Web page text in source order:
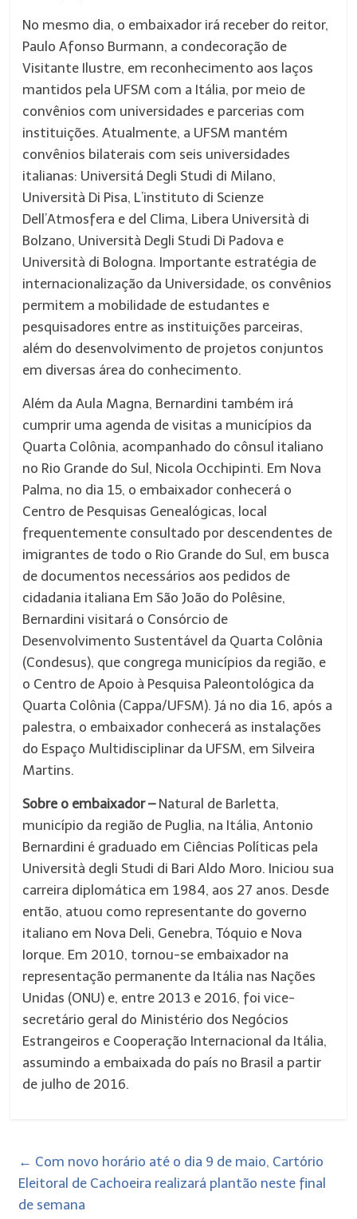
No mesmo dia, o embaixador irá receber do reitor,
Paulo Afonso Burmann, a condecoração de
Visitante Ilustre, em reconhecimento aos laços
mantidos pela UFSM com a Itália, por meio de
convênios com universidades e parcerias com
instituições. Atualmente, a UFSM mantém
convênios bilaterais com seis universidades
italianas: Universitá Degli Studi di Milano,
Università Di Pisa, L’instituto di Scienze
Dell’Atmosfera e del Clima, Libera Università di
Bolzano, Università Degli Studi Di Padova e
Università di Bologna. Importante estratégia de
internacionalização da Universidade, os convênios
permitem a mobilidade de estudantes e
pesquisadores entre as instituições parceiras,
além do desenvolvimento de projetos conjuntos
em diversas área do conhecimento.
Além da Aula Magna, Bernardini também irá
cumprir uma agenda de visitas a municípios da
Quarta Colônia, acompanhado do cônsul italiano
no Rio Grande do Sul, Nicola Occhipinti. Em Nova
Palma, no dia 15, o embaixador conhecerá o
Centro de Pesquisas Genealógicas, local
frequentemente consultado por descendentes de
imigrantes de todo o Rio Grande do Sul, em busca
de documentos necessários aos pedidos de
cidadania italiana Em São João do Polêsine,
Bernardini visitará o Consórcio de
Desenvolvimento Sustentável da Quarta Colônia
(Condesus), que congrega municípios da região, e
o Centro de Apoio à Pesquisa Paleontológica da
Quarta Colônia (Cappa/UFSM). Já no dia 16, após a
palestra, o embaixador conhecerá as instalações
do Espaço Multidisciplinar da UFSM, em Silveira
Martins.
Sobre o embaixador –Natural de Barletta,
município da região de Puglia, na Itália, Antonio
Bernardini é graduado em Ciências Políticas pela
Università degli Studi di Bari Aldo Moro. Iniciou sua
carreira diplomática em 1984, aos 27 anos. Desde
então, atuou como representante do governo
italiano em Nova Deli, Genebra, Tóquio e Nova
Iorque. Em 2010, tornou-se embaixador na
representação permanente da Itália nas Nações
Unidas (ONU) e, entre 2013 e 2016, foi vice-
secretário geral do Ministério dos Negócios
Estrangeiros e Cooperação Internacional da Itália,
assumindo a embaixada do país no Brasil a partir
de julho de 2016.
← Com novo horário até o dia 9 de maio, Cartório
Eleitoral de Cachoeira realizará plantão neste final
de semana